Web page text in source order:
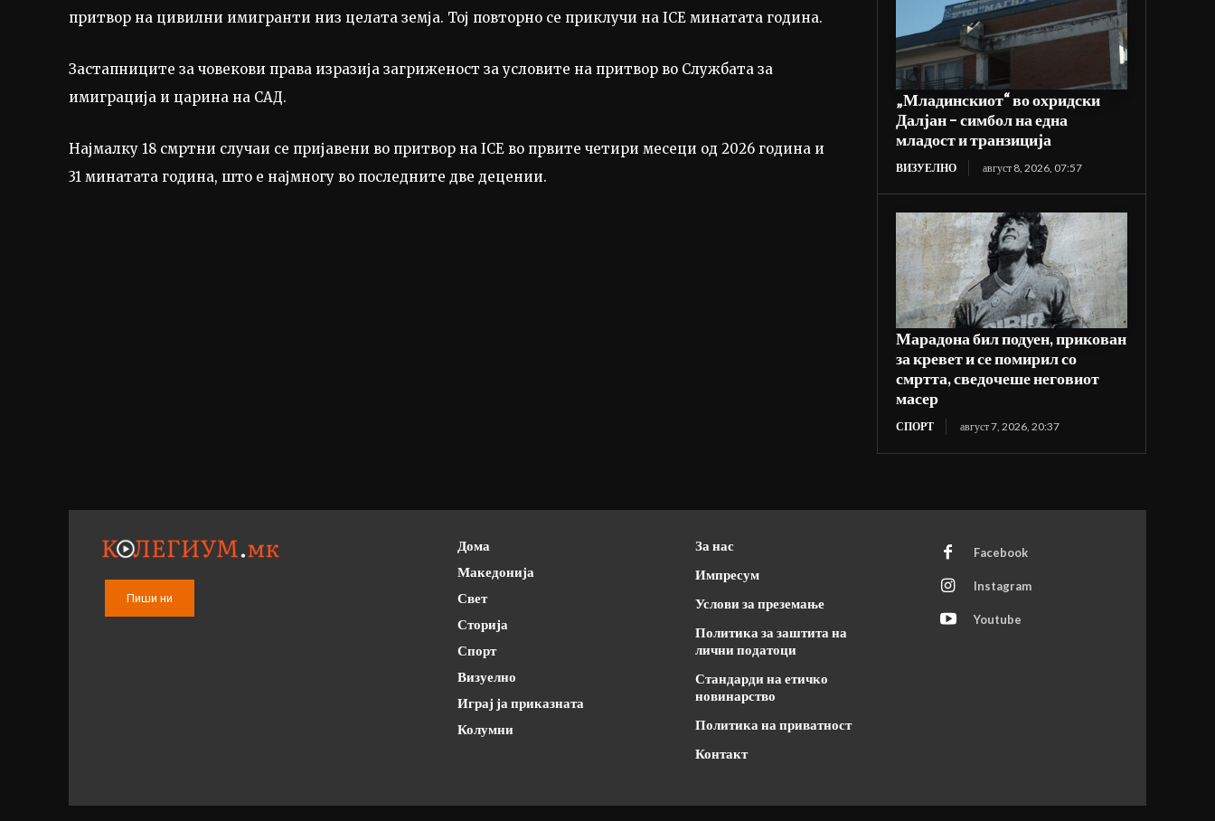
притвор на цивилни имигранти низ целата земја. Тој повторно се приклучи на ICE минатата година.
Застапниците за човекови права изразија загриженост за условите на притвор во Службата за
имиграција и царина на САД.
Најмалку 18 смртни случаи се пријавени во притвор на ICE во првите четири месеци од 2026 година и
31 минатата година, што е најмногу во последните две децении.
„Младинскиот“ во охридски
Далјан – симбол на една
младост и транзиција
ВИЗУЕЛНО август 8, 2026, 07:57
Марадона бил подуен, прикован
за кревет и се помирил со
смртта, сведочеше неговиот
масер
СПОРТ август 7, 2026, 20:37
Пиши ни
Дома
Македонија
Свет
Сторија
Спорт
Визуелно
Играј ја приказната
Колумни
За нас
Импресум
Услови за преземање
Политика за заштита на
лични податоци
Стандарди на етичко
новинарство
Политика на приватност
Контакт
Facebook
Instagram
Youtube